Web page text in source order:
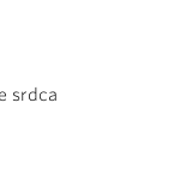
srdca